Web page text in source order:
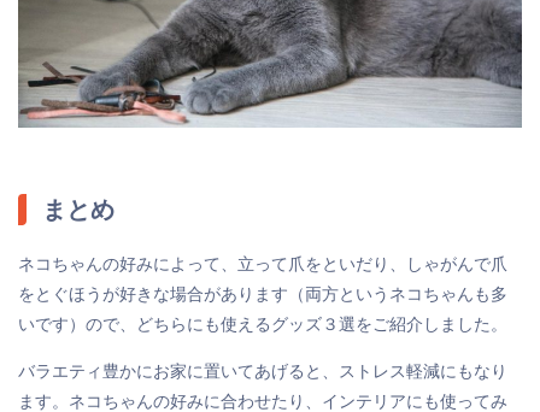
まとめ
ネコちゃんの好みによって、立って爪をといだり、しゃがんで爪
をとぐほうが好きな場合があります（両方というネコちゃんも多
いです）ので、どちらにも使えるグッズ３選をご紹介しました。
バラエティ豊かにお家に置いてあげると、ストレス軽減にもなり
ます。ネコちゃんの好みに合わせたり、インテリアにも使ってみ